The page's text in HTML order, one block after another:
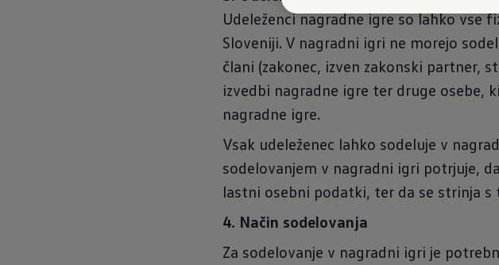
Udeleženci nagradne igre so lahko vse
Sloveniji. V nagradni igri ne morejo
člani (zakonec, izven zakonski partner,
izvedbi nagradne igre ter druge osebe,
nagradne igre.
Vsak udeleženec lahko sodeluje v
sodelovanjem v nagradni igri potrjuje,
lastni osebni podatki, ter da se strinja s
4. Način sodelovanja
Za sodelovanje v nagradni igri je